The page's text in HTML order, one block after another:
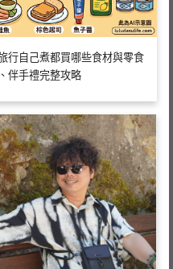
行自己煮都買哪些食材與零食
伴手禮完整攻略